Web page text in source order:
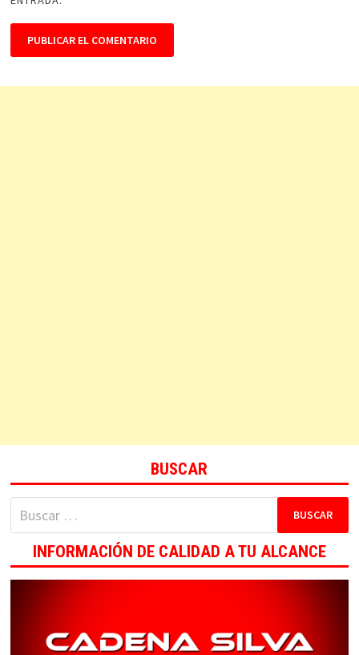
BUSCAR
Buscar:
INFORMACIÓN DE CALIDAD A TU ALCANCE